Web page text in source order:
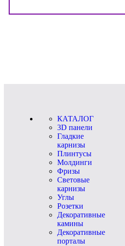
КАТАЛОГ
3D панели
Гладкие
карнизы
Плинтусы
Молдинги
Фризы
Световые
карнизы
Углы
Розетки
Декоративные
камины
Декоративные
порталы